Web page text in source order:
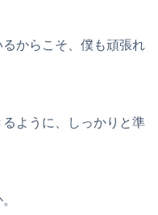
からこそ、僕も頑張れ
ように、しっかりと準